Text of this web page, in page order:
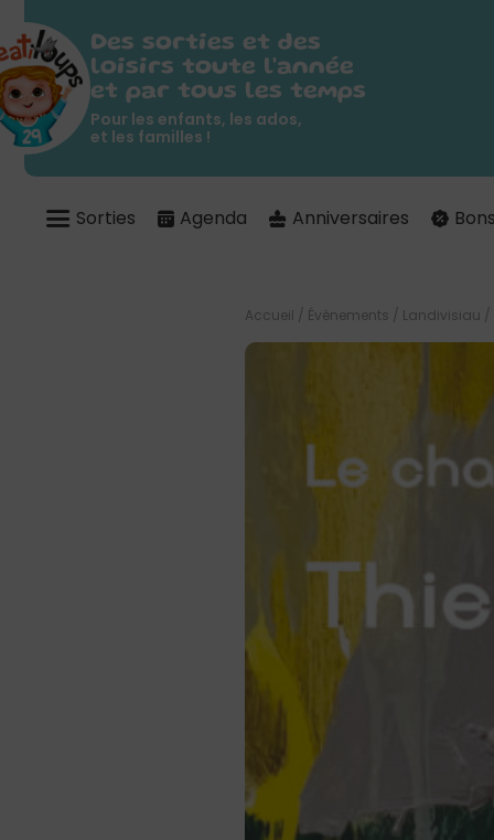
Des sorties et des
loisirs toute l'année
et par tous les temps
Pour les enfants, les ados,
et les familles !
Sorties Agenda Anniversaires
Accueil / Évènements / Landivisiau /